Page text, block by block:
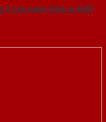
2 tay nam Cửa-a-SGD